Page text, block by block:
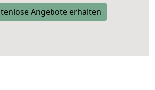
Angebote erhalten